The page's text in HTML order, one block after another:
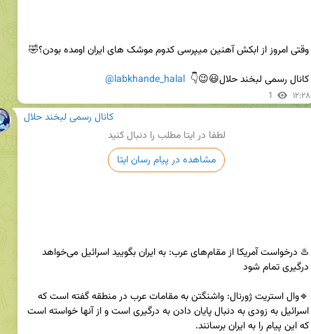
کانال رسمی لبخند حلال😃😉👇 @labkhande_halal
1 ۱۲:۲۸
کانال رسمی لبخند حلال
لطفا در ایتا مطلب را دنبال کنید
مشاهده در پیام رسان ایتا